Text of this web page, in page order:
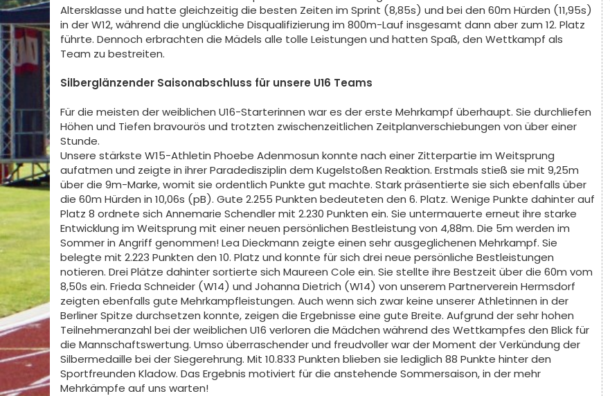
Altersklasse und hatte gleichzeitig die besten Zeiten im Sprint (8,85s) und bei den 60m Hürden (11,95s)
in der W12, während die unglückliche Disqualifizierung im 800m-Lauf insgesamt dann aber zum 12. Platz
führte. Dennoch erbrachten die Mädels alle tolle Leistungen und hatten Spaß, den Wettkampf als
Team zu bestreiten.
Silberglänzender Saisonabschluss für unsere U16 Teams
Für die meisten der weiblichen U16-Starterinnen war es der erste Mehrkampf überhaupt. Sie durchliefen
Höhen und Tiefen bravourös und trotzten zwischenzeitlichen Zeitplanverschiebungen von über einer
Stunde.
Unsere stärkste W15-Athletin Phoebe Adenmosun konnte nach einer Zitterpartie im Weitsprung
aufatmen und zeigte in ihrer Paradedisziplin dem Kugelstoßen Reaktion. Erstmals stieß sie mit 9,25m
über die 9m-Marke, womit sie ordentlich Punkte gut machte. Stark präsentierte sie sich ebenfalls über
die 60m Hürden in 10,06s (pB). Gute 2.255 Punkten bedeuteten den 6. Platz. Wenige Punkte dahinter auf
Platz 8 ordnete sich Annemarie Schendler mit 2.230 Punkten ein. Sie untermauerte erneut ihre starke
Entwicklung im Weitsprung mit einer neuen persönlichen Bestleistung von 4,88m. Die 5m werden im
Sommer in Angriff genommen! Lea Dieckmann zeigte einen sehr ausgeglichenen Mehrkampf. Sie
belegte mit 2.223 Punkten den 10. Platz und konnte für sich drei neue persönliche Bestleistungen
notieren. Drei Plätze dahinter sortierte sich Maureen Cole ein. Sie stellte ihre Bestzeit über die 60m vom
8,50s ein. Frieda Schneider (W14) und Johanna Dietrich (W14) von unserem Partnerverein Hermsdorf
zeigten ebenfalls gute Mehrkampfleistungen. Auch wenn sich zwar keine unserer Athletinnen in der
Berliner Spitze durchsetzen konnte, zeigen die Ergebnisse eine gute Breite. Aufgrund der sehr hohen
Teilnehmeranzahl bei der weiblichen U16 verloren die Mädchen während des Wettkampfes den Blick für
die Mannschaftswertung. Umso überraschender und freudvoller war der Moment der Verkündung der
Silbermedaille bei der Siegerehrung. Mit 10.833 Punkten blieben sie lediglich 88 Punkte hinter den
Sportfreunden Kladow. Das Ergebnis motiviert für die anstehende Sommersaison, in der mehr
Mehrkämpfe auf uns warten!